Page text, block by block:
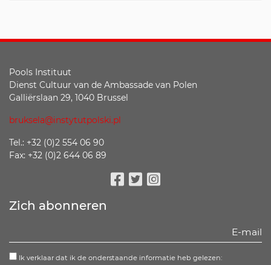
Pools Instituut
Dienst Cultuur van de Ambassade van Polen
Galliërslaan 29, 1040 Brussel
bruksela@instytutpolski.pl
Tel.: +32 (0)2 554 06 90
Fax: +32 (0)2 644 06 89
Zich abonneren
Ik verklaar dat ik de onderstaande informatie heb gelezen: